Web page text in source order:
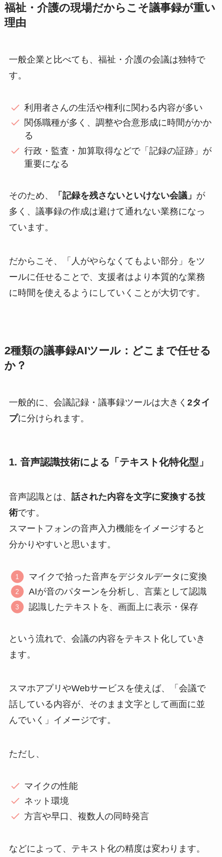
福祉・介護の現場だからこそ議事録が重い
理由
一般企業と比べても、福祉・介護の会議は独特で
す。
利用者さんの生活や権利に関わる内容が多い
関係職種が多く、調整や合意形成に時間がかか
る
行政・監査・加算取得などで「記録の証跡」が
重要になる
そのため、 「記録を残さないといけない会議」 が
多く、議事録の作成は避けて通れない業務になっ
ています。
だからこそ、「人がやらなくてもよい部分」をツ
ールに任せることで、支援者はより本質的な業務
に時間を使えるようにしていくことが大切です。
2種類の議事録AIツール：どこまで任せる
か？
一般的に、会議記録・議事録ツールは大きく 2タイ
プに分けられます。
1. 音声認識技術による「テキスト化特化型」
音声認識とは、 話された内容を文字に変換する技
術です。
スマートフォンの音声入力機能をイメージすると
分かりやすいと思います。
マイクで拾った音声をデジタルデータに変換
AIが音のパターンを分析し、言葉として認識
認識したテキストを、画面上に表示・保存
という流れで、会議の内容をテキスト化していき
ます。
スマホアプリやWebサービスを使えば、「会議で
話している内容が、そのまま文字として画面に並
んでいく」イメージです。
ただし、
マイクの性能
ネット環境
方言や早口、複数人の同時発言
などによって、テキスト化の精度は変わります。